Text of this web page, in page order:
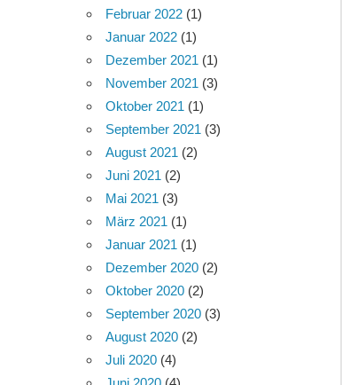
Februar 2022 (1)
Januar 2022 (1)
Dezember 2021 (1)
November 2021 (3)
Oktober 2021 (1)
September 2021 (3)
August 2021 (2)
Juni 2021 (2)
Mai 2021 (3)
März 2021 (1)
Januar 2021 (1)
Dezember 2020 (2)
Oktober 2020 (2)
September 2020 (3)
August 2020 (2)
Juli 2020 (4)